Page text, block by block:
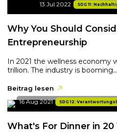
13 Jul 2022 SDG 11:
Why You Should
Entrepreneurship
In 2021 the wellness economy
trillion. The industry is booming...
Beitrag lesen
16 Aug 2021 SDG 12:
What's For Dinner in 20